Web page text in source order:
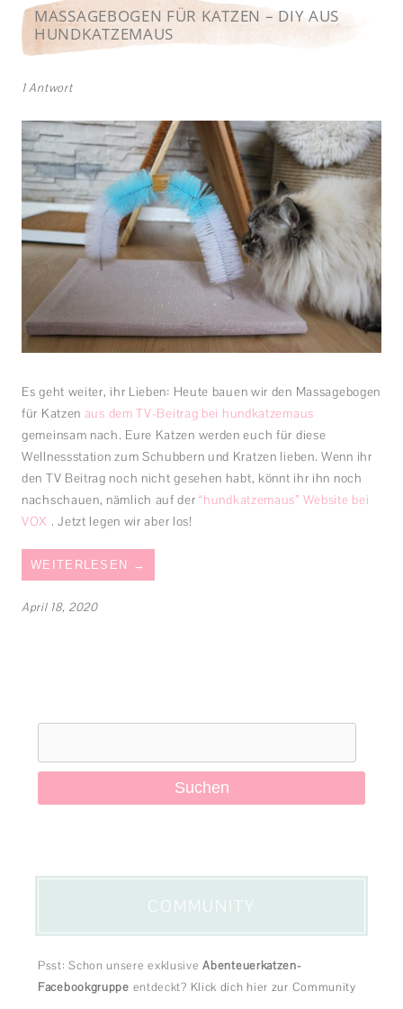
MASSAGEBOGEN FÜR KATZEN – DIY AUS
HUNDKATZEMAUS
1 Antwort
Es geht weiter, ihr Lieben: Heute bauen wir den Massagebogen
für Katzen aus dem TV-Beitrag bei hundkatzemaus
gemeinsam nach. Eure Katzen werden euch für diese
Wellnessstation zum Schubbern und Kratzen lieben. Wenn ihr
den TV Beitrag noch nicht gesehen habt, könnt ihr ihn noch
nachschauen, nämlich auf der“hundkatzemaus” Website bei
VOX . Jetzt legen wir aber los!
WEITERLESEN →
April 18, 2020
Suchen
COMMUNITY
Psst: Schon unsere exklusiveAbenteuerkatzen-
Facebookgruppe entdeckt? Klick dich hier zur Community